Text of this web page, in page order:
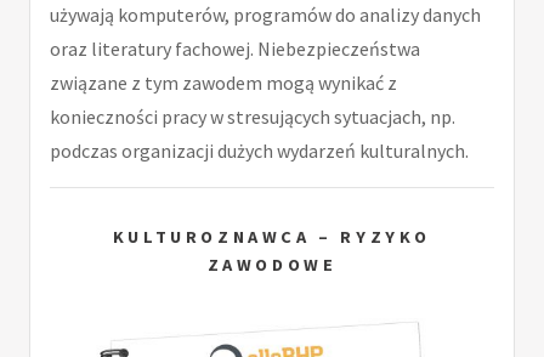
używają komputerów, programów do analizy danych
oraz literatury fachowej. Niebezpieczeństwa
związane z tym zawodem mogą wynikać z
konieczności pracy w stresujących sytuacjach, np.
podczas organizacji dużych wydarzeń kulturalnych.
KULTUROZNAWCA – RYZYKO
ZAWODOWE